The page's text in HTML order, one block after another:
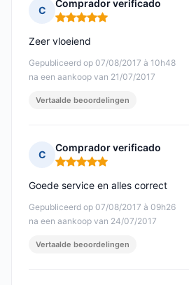
C
Comprador verificado
Opmerking: 5 van 5
Gepubliceerd op 07/08/2017 à 10h48
na een aankoop van 21/07/2017
Zeer vloeiend
Vertaalde beoordelingen
C
Comprador verificado
Opmerking: 5 van 5
Gepubliceerd op 07/08/2017 à 09h26
na een aankoop van 24/07/2017
Goede service en alles correct
Vertaalde beoordelingen